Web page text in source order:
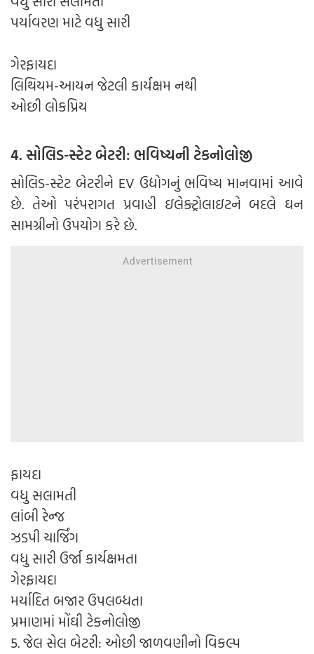
પર્યાવરણ માટે વધુ સારી
ગેરફાયદા
લિથિયમ-આયન જેટલી કાર્યક્ષમ નથી
ઓછી લોકપ્રિય
4. સોલિડ-સ્ટેટ બેટરી: ભવિષ્યની ટેકનોલોજી
સોલિડ-સ્ટેટ બેટરીને EV ઉદ્યોગનું ભવિષ્ય માનવામાં આવે
છે. તેઓ પરંપરાગત પ્રવાહી ઇલેક્ટ્રોલાઇટને બદલે ઘન
સામગ્રીનો ઉપયોગ કરે છે.
ફાયદા
વધુ સલામતી
લાંબી રેન્જ
ઝડપી ચાર્જિંગ
વધુ સારી ઉર્જા કાર્યક્ષમતા
ગેરફાયદા
મર્યાદિત બજાર ઉપલબ્ધતા
પ્રમાણમાં મોંઘી ટેકનોલોજી
5. જેલ સેલ બેટરી: ઓછી જાળવણીનો વિકલ્પ